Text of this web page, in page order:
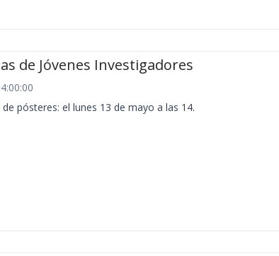
de Jóvenes Investigadores
pósteres: el lunes 13 de mayo a las 14.